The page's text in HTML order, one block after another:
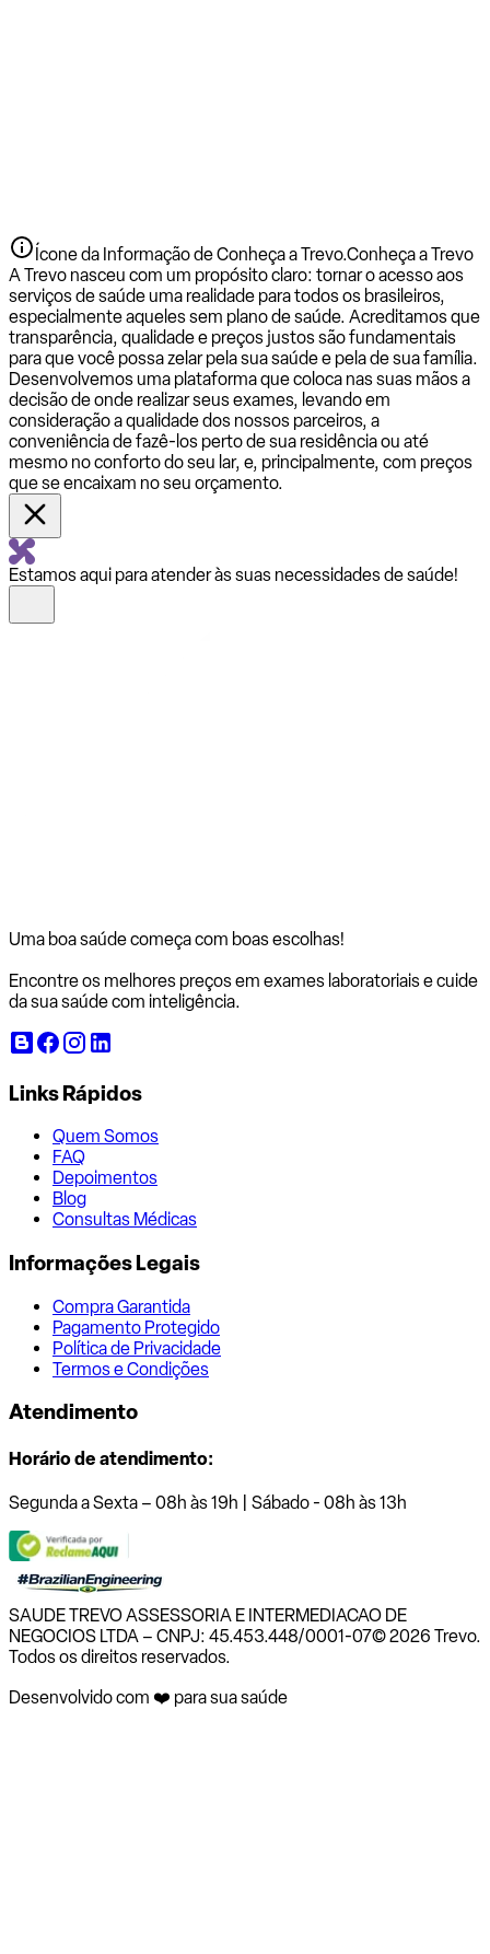
Ícone da Informação de Conheça a Trevo.Conheça a Trevo
A Trevo nasceu com um propósito claro: tornar o acesso aos
serviços de saúde uma realidade para todos os brasileiros,
especialmente aqueles sem plano de saúde. Acreditamos que
transparência, qualidade e preços justos são fundamentais
para que você possa zelar pela sua saúde e pela de sua família.
Desenvolvemos uma plataforma que coloca nas suas mãos a
decisão de onde realizar seus exames, levando em
consideração a qualidade dos nossos parceiros, a
conveniência de fazê-los perto de sua residência ou até
mesmo no conforto do seu lar, e, principalmente, com preços
que se encaixam no seu orçamento.
Estamos aqui para atender às suas necessidades de saúde!
Uma boa saúde começa com boas escolhas!
Encontre os melhores preços em exames laboratoriais e cuide
da sua saúde com inteligência.
Links Rápidos
Quem Somos
FAQ
Depoimentos
Blog
Consultas Médicas
Informações Legais
Compra Garantida
Pagamento Protegido
Política de Privacidade
Termos e Condições
Atendimento
Horário de atendimento:
Segunda a Sexta – 08h às 19h | Sábado - 08h às 13h
SAUDE TREVO ASSESSORIA E INTERMEDIACAO DE
NEGOCIOS LTDA – CNPJ: 45.453.448/0001-07© 2026 Trevo.
Todos os direitos reservados.
Desenvolvido com ❤️ para sua saúde